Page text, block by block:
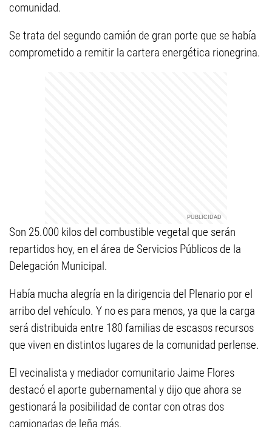
comunidad.
Se trata del segundo camión de gran porte que se había
comprometido a remitir la cartera energética rionegrina.
Son 25.000 kilos del combustible vegetal que serán
repartidos hoy, en el área de Servicios Públicos de la
Delegación Municipal.
Había mucha alegría en la dirigencia del Plenario por el
arribo del vehículo. Y no es para menos, ya que la carga
será distribuida entre 180 familias de escasos recursos
que viven en distintos lugares de la comunidad perlense.
El vecinalista y mediador comunitario Jaime Flores
destacó el aporte gubernamental y dijo que ahora se
gestionará la posibilidad de contar con otras dos
camionadas de leña más.